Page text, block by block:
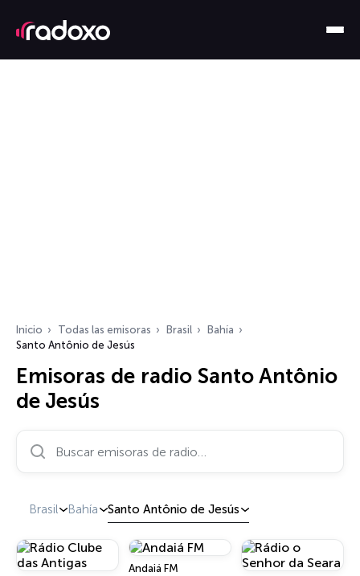
Inicio Todas las emisoras Brasil
Bahía
Santo Antônio de Jesús
Emisoras de radio Santo Antônio
de Jesús
Buscar emisoras de radio…
Brasil Bahía Santo Antônio de Jesús
Andaiá FM